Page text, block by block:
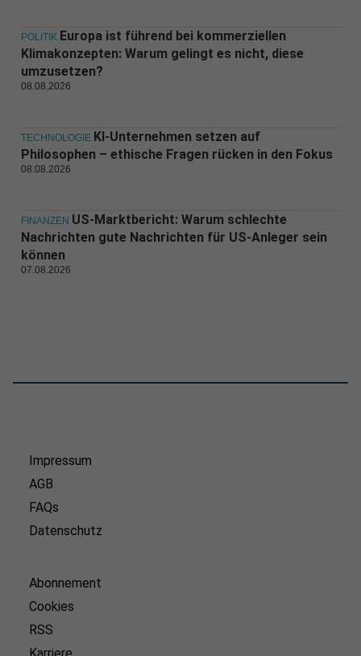
POLITIK Europa ist führend bei kommerziellen
Klimakonzepten: Warum gelingt es nicht, diese
umzusetzen?
08.08.2026
TECHNOLOGIE KI-Unternehmen setzen auf
Philosophen – ethische Fragen rücken in den Fokus
08.08.2026
FINANZEN US-Marktbericht: Warum schlechte
Nachrichten gute Nachrichten für US-Anleger sein
können
07.08.2026
Impressum
AGB
FAQs
Datenschutz
Abonnement
Cookies
RSS